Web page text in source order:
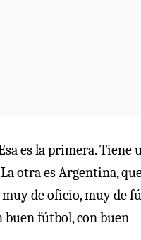
es la primera. Tiene
otra es Argentina,
de oficio, muy de
buen fútbol, con buen